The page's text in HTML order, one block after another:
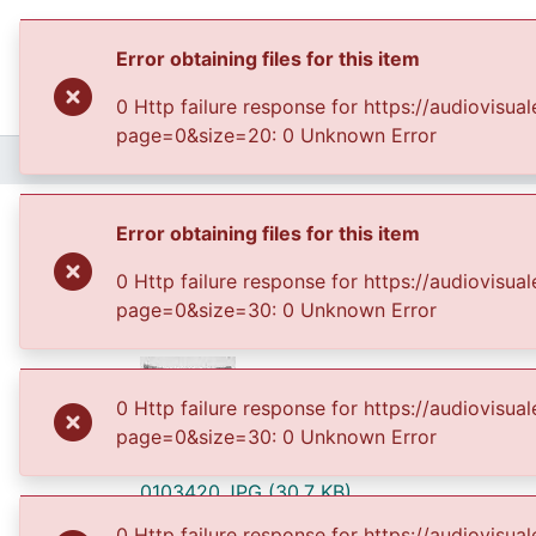
Patio interior del
época colonial,
son a cuatro aguas
Files
0103420.JPG(30.7 KB)
Error obtaining files for this item
0 Http failure response for https://
page=0&size=20: 0 Unknown Error
Error obtaining files for this item
0 Http failure response for https://
page=0&size=30: 0 Unknown Error
0 Http failure response for https://
page=0&size=30: 0 Unknown Error